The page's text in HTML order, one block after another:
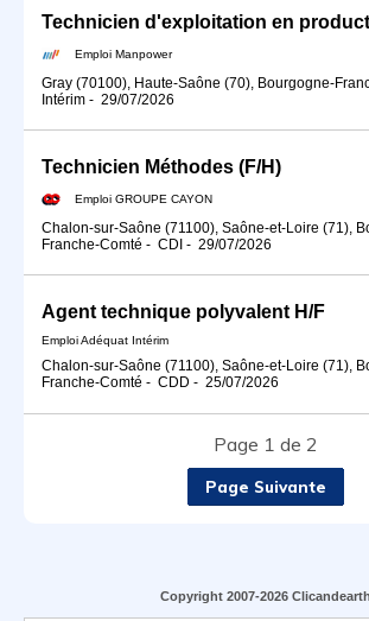
Emploi Manpower
Gray (70100), Haute-Saône (70), Bourgogne-
Intérim - 29/07/2026
Technicien Méthodes (F/H)
Emploi GROUPE CAYON
Chalon-sur-Saône (71100), Saône-et-Loire (71),
Franche-Comté - CDI - 29/07/2026
Agent technique polyvalent H/F
Emploi Adéquat Intérim
Chalon-sur-Saône (71100), Saône-et-Loire (71),
Franche-Comté - CDD - 25/07/2026
Page 1 de 2
Page Suivante
Copyright 2007-2026 Clicandearth